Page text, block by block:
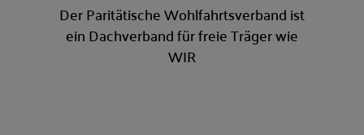
Der Paritätische Wohlfahrtsverband ist
ein Dachverband für freie Träger wie
WIR